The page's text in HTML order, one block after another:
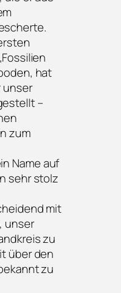
hat
unser
–
zum
Name auf
sehr stolz
mit
unser
zu
über den
zu